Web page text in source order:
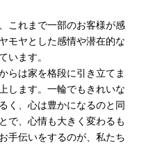
これまで一部のお客様が感
モヤとした感情や潜在的な
います。
らは家を格段に引き立てま
します。一輪でもきれいな
く、心は豊かになるのと同
で、心情も大きく変わるも
手伝いをするのが、私たち